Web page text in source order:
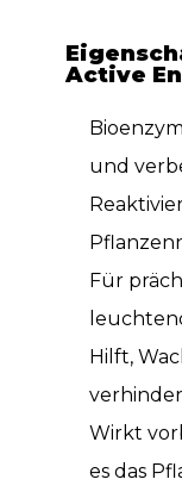
Active
und
Für
Hilft,
Wirkt
es das